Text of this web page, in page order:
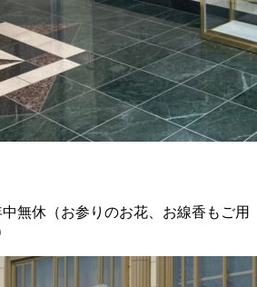
無休（お参りのお花、お線香もご用